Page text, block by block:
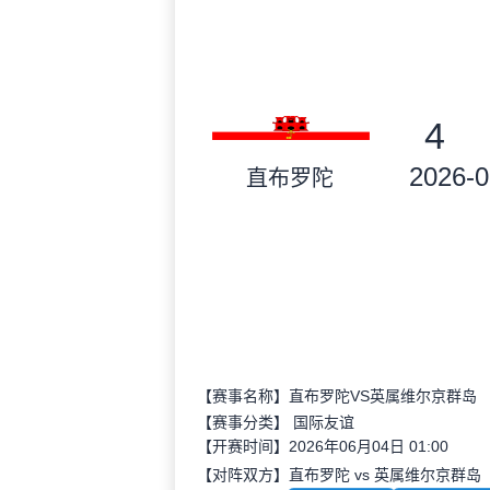
直布罗陀
4
2026-
【赛事名称】直布罗陀VS英属维尔京群岛
【赛事分类】
国际友谊
【开赛时间】2026年06月04日 01:00
【对阵双方】直布罗陀 vs 英属维尔京群岛